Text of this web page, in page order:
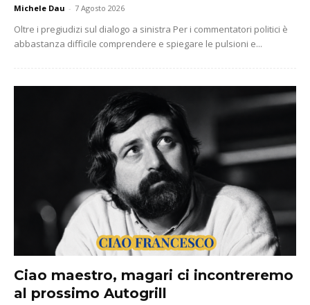
Michele Dau - 7 Agosto 2026
Oltre i pregiudizi sul dialogo a sinistra Per i commentatori politici è
abbastanza difficile comprendere e spiegare le pulsioni e...
Ciao maestro, magari ci incontreremo
al prossimo Autogrill